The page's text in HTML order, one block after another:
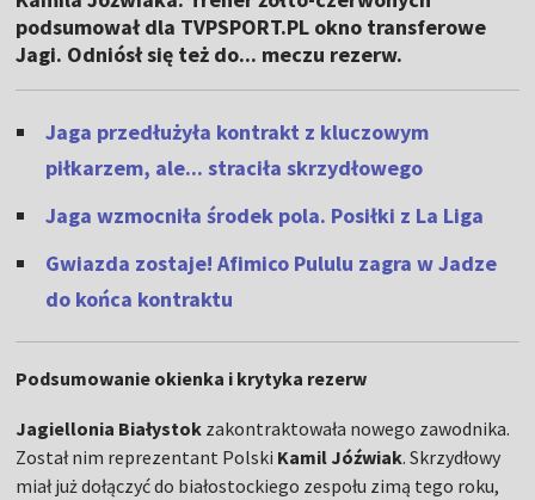
podsumował dla TVPSPORT.PL okno transferowe
Jagi. Odniósł się też do... meczu rezerw.
Jaga przedłużyła kontrakt z kluczowym
piłkarzem, ale... straciła skrzydłowego
Jaga wzmocniła środek pola. Posiłki z La Liga
Gwiazda zostaje! Afimico Pululu zagra w Jadze
do końca kontraktu
Podsumowanie okienka i krytyka rezerw
Jagiellonia Białystok zakontraktowała nowego zawodnika.
Został nim reprezentant Polski Kamil Jóźwiak. Skrzydłowy
miał już dołączyć do białostockiego zespołu zimą tego roku,